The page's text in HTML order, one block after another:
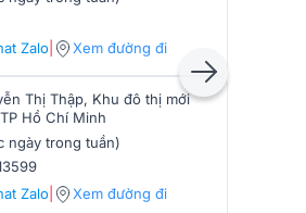
Zalo Xem đường đi
Thị Thập, Khu đô thị mới
Hồ Chí Minh
ngày trong tuần)
Zalo Xem đường đi